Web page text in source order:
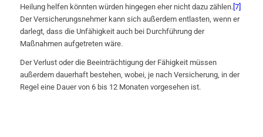
Heilung helfen könnten würden hingegen eher nicht dazu zählen.[7]
Der Versicherungsnehmer kann sich außerdem entlasten, wenn er
darlegt, dass die Unfähigkeit auch bei Durchführung der
Maßnahmen aufgetreten wäre.
Der Verlust oder die Beeinträchtigung der Fähigkeit müssen
außerdem dauerhaft bestehen, wobei, je nach Versicherung, in der
Regel eine Dauer von 6 bis 12 Monaten vorgesehen ist.